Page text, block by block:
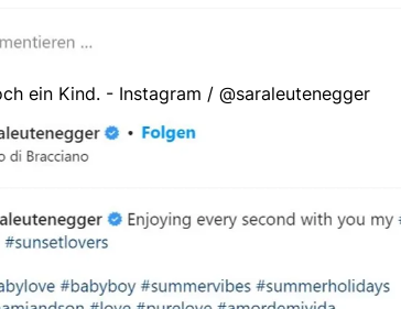
ein Kind. - Instagram / @saraleutenegger